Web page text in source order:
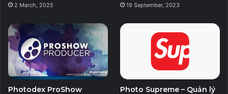
2 March, 2025 19 September, 2023
Photodex ProShow
Photo Supreme – Quản lý